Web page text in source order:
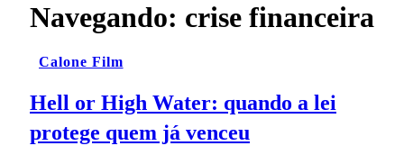
Navegando: crise financeira
Calone Film
Hell or High Water: quando a lei
protege quem já venceu